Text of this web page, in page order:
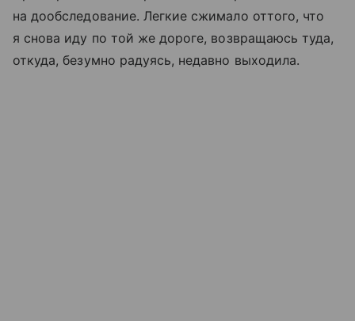
на дообследование. Легкие сжимало оттого, что
я снова иду по той же дороге, возвращаюсь туда,
откуда, безумно радуясь, недавно выходила.